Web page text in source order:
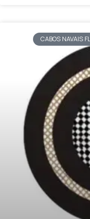
CABOS NAVAIS